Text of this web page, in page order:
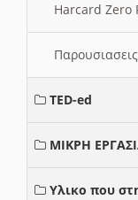
Harcard Zero
TED-ed
ΜΙΚΡΗ
Υλικο που